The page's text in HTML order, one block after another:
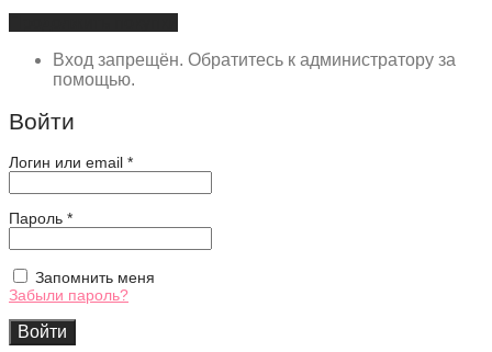
Вход запрещён. Обратитесь к администратору за
помощью.
Войти
Логин или email *Обязательно
Пароль *Обязательно
Запомнить меня
Забыли пароль?
Войти